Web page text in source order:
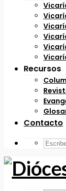
Recursos
Contacto